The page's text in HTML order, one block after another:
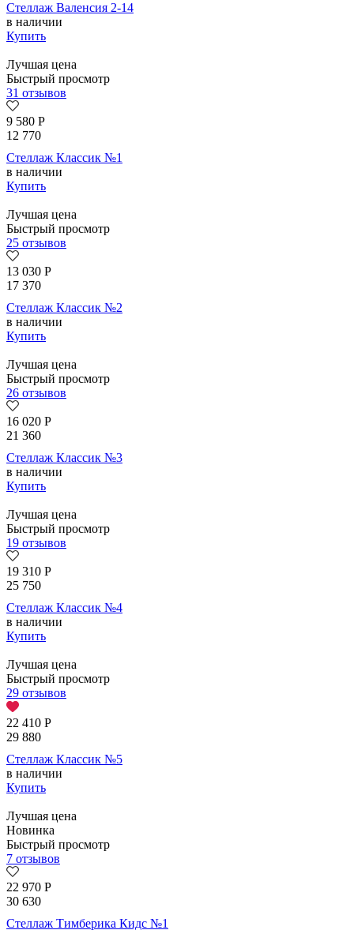
Стеллаж Валенсия 2-14
в наличии
Купить
Лучшая цена
Быстрый просмотр
31 отзывов
9 580 Р
12 770
Стеллаж Классик №1
в наличии
Купить
Лучшая цена
Быстрый просмотр
25 отзывов
13 030 Р
17 370
Стеллаж Классик №2
в наличии
Купить
Лучшая цена
Быстрый просмотр
26 отзывов
16 020 Р
21 360
Стеллаж Классик №3
в наличии
Купить
Лучшая цена
Быстрый просмотр
19 отзывов
19 310 Р
25 750
Стеллаж Классик №4
в наличии
Купить
Лучшая цена
Быстрый просмотр
29 отзывов
22 410 Р
29 880
Стеллаж Классик №5
в наличии
Купить
Лучшая цена
Новинка
Быстрый просмотр
7 отзывов
22 970 Р
30 630
Стеллаж Тимберика Кидс №1